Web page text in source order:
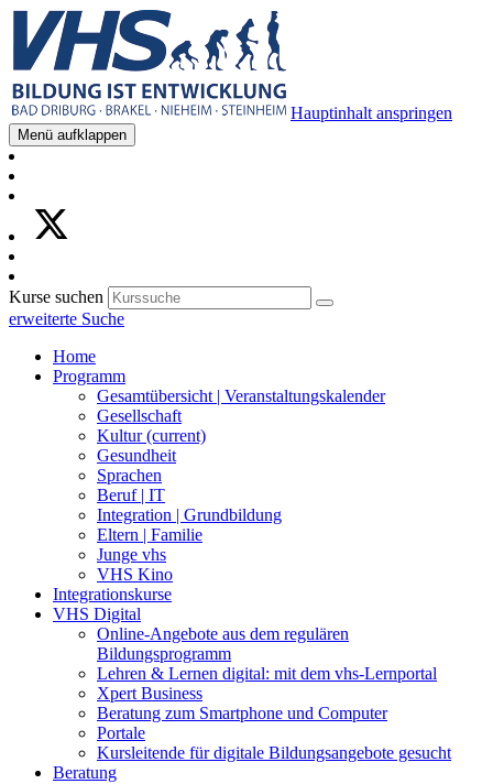
Hauptinhalt anspringen
Menü aufklappen
Kurse suchen
erweiterte Suche
Home
Programm
Gesamtübersicht | Veranstaltungskalender
Gesellschaft
Kultur(current)
Gesundheit
Sprachen
Beruf | IT
Integration | Grundbildung
Eltern | Familie
Junge vhs
VHS Kino
Integrationskurse
VHS Digital
Online-Angebote aus dem regulären
Bildungsprogramm
Lehren & Lernen digital: mit dem vhs-Lernportal
Xpert Business
Beratung zum Smartphone und Computer
Portale
Kursleitende für digitale Bildungsangebote gesucht
Beratung